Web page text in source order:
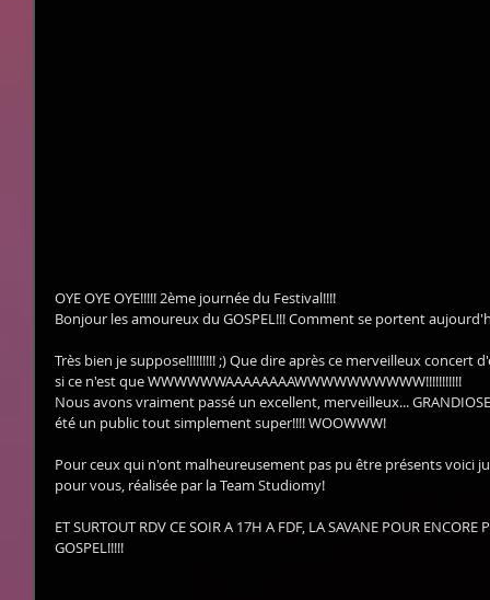
OYE OYE OYE!!!!! 2ème journée du Festival!!!!
Bonjour les amoureux du GOSPEL!!! Comment se portent
Très bien je suppose!!!!!!!!! ;) Que dire après ce merveilleux concert
si ce n'est que WWWWWWAAAAAAAAWWWWWWWWWW!!!!!!!!!!!
Nous avons vraiment passé un excellent, merveilleux...
été un public tout simplement super!!!! WOOWWW!
Pour ceux qui n'ont malheureusement pas pu être présents voici
pour vous, réalisée par la Team Studiomy!
ET SURTOUT RDV CE SOIR A 17H A FDF, LA SAVANE POUR ENCORE
GOSPEL!!!!!